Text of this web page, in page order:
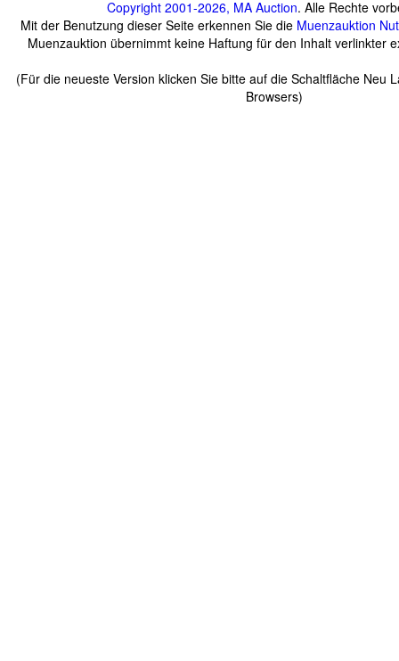
Copyright 2001-2026, MA Auction. Alle Rechte
Mit der Benutzung dieser Seite erkennen Sie die Muenzauktion
Muenzauktion übernimmt keine Haftung für den Inhalt verlinkter
(Für die neueste Version klicken Sie bitte auf die Schaltfläche Neu
Browsers)